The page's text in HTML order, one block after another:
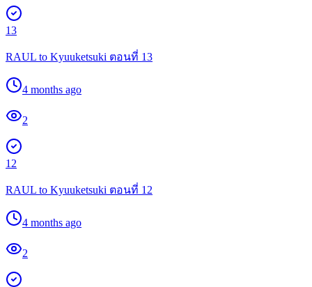
13
RAUL to Kyuuketsuki ตอนที่ 13
4 months ago
2
12
RAUL to Kyuuketsuki ตอนที่ 12
4 months ago
2